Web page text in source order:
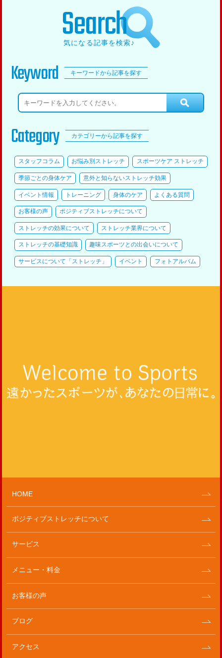
Search
気になる記事を検索♪
Keyword キーワードから記事を探す
Category カテゴリーから記事を探す
スタッフコラム お悩み別ストレッチ スポーツケア ストレッチ
季節ごとの身体ケア 意外と知らないストレッチ効果
イベント情報 トレーニング 身体のケア よくある質問
お客様の声 ポジティブストレッチについて
ストレッチの効果について ストレッチ業界について
ストレッチの基礎知識 趣味スポーツとの出会いについて
サービスについて「ストレッチ」 イベント フォトアルバム
HOME
ポジティブストレッチについて
サービス
メニュー・料金
お客様の声
ブログ
アクセス